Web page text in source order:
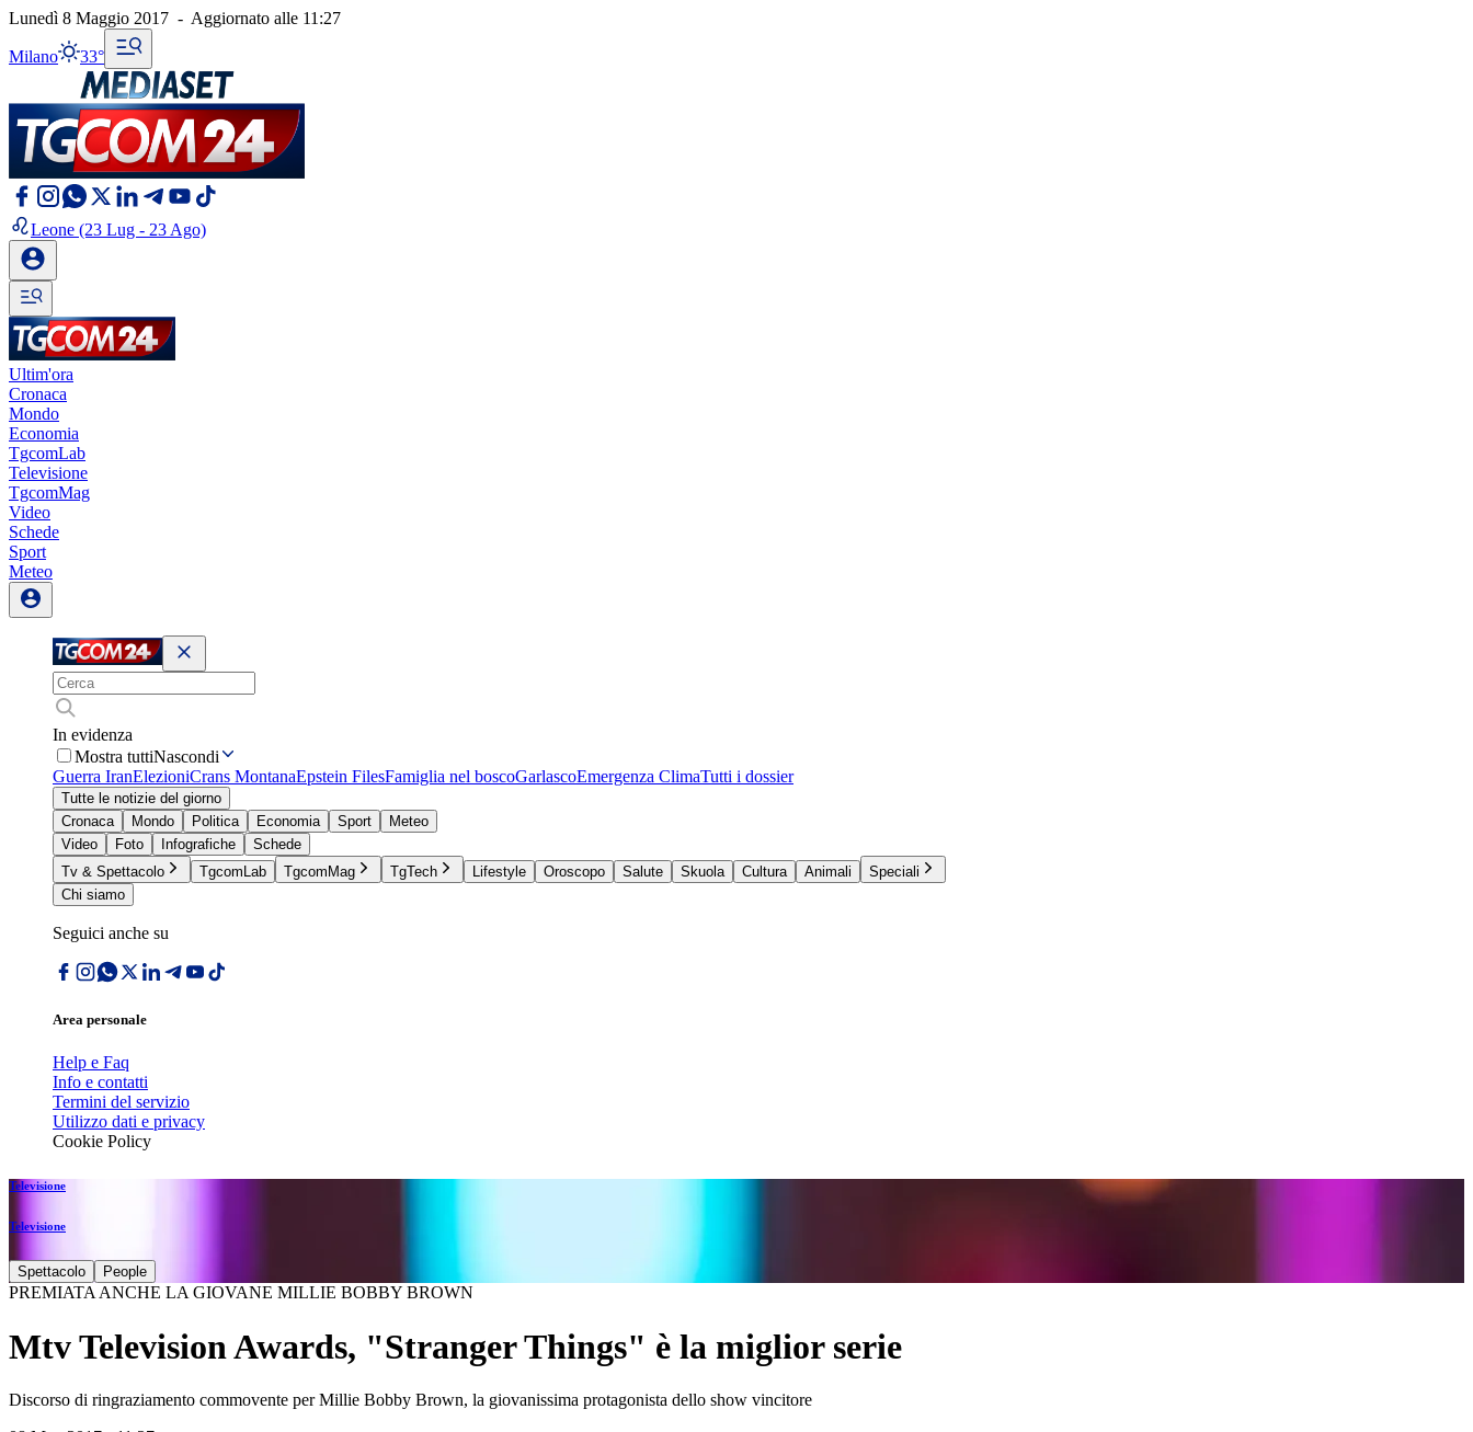
Lunedì 8 Maggio 2017 - Aggiornato alle 11:27
Milano 33°
Leone (23 Lug - 23 Ago)
Ultim'ora
Cronaca
Mondo
Economia
TgcomLab
Televisione
TgcomMag
Video
Schede
Sport
Meteo
In evidenza
Mostra tuttiNascondi
Guerra IranElezioniCrans MontanaEpstein FilesFamiglia nel boscoGarlascoEmergenza ClimaTutti i dossier
Tutte le notizie del giorno
Cronaca
Mondo Politica Economia Sport
Meteo
Video
Foto Infografiche
Schede
Tv & Spettacolo
TgcomLab TgcomMag TgTech Lifestyle Oroscopo Salute Skuola Cultura Animali
Speciali
Chi siamo
Seguici anche su
Area personale
Help e Faq
Info e contatti
Termini del servizio
Utilizzo dati e privacy
Cookie Policy
Televisione
Televisione
Spettacolo People
PREMIATA ANCHE LA GIOVANE MILLIE BOBBY BROWN
Mtv Television Awards, "Stranger Things" è la miglior serie
Discorso di ringraziamento commovente per Millie Bobby Brown, la giovanissima protagonista dello show vincitore